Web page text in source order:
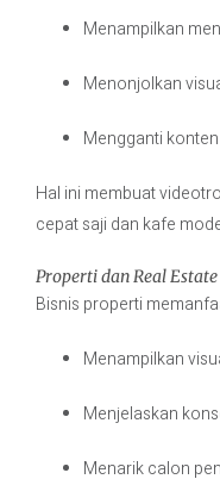
Menampilkan
Menonjolkan
Mengganti
Hal ini membuat
cepat saji dan kafe
Properti dan Real Estate
Bisnis properti
Menampilkan
Menjelaskan
Menarik calon